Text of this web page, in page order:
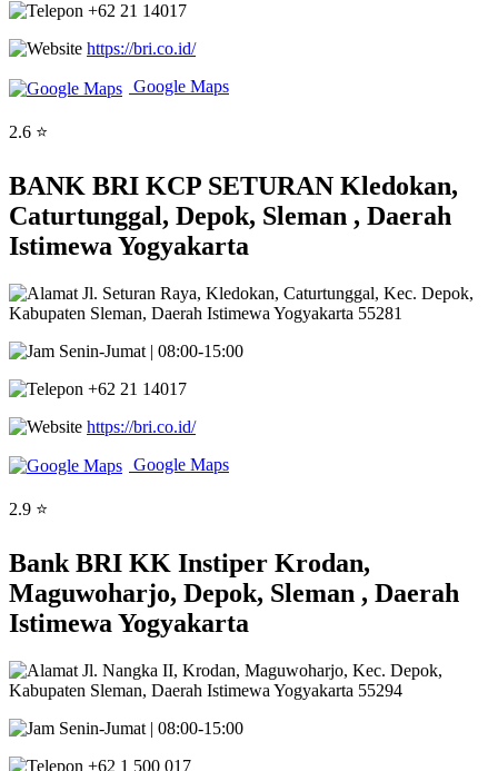
+62 21 14017
https://bri.co.id/
Google Maps
2.6 ⭐
BANK BRI KCP SETURAN Kledokan,
Caturtunggal, Depok, Sleman , Daerah
Istimewa Yogyakarta
Jl. Seturan Raya, Kledokan, Caturtunggal, Kec. Depok,
Kabupaten Sleman, Daerah Istimewa Yogyakarta 55281
Senin-Jumat | 08:00-15:00
+62 21 14017
https://bri.co.id/
Google Maps
2.9 ⭐
Bank BRI KK Instiper Krodan,
Maguwoharjo, Depok, Sleman , Daerah
Istimewa Yogyakarta
Jl. Nangka II, Krodan, Maguwoharjo, Kec. Depok,
Kabupaten Sleman, Daerah Istimewa Yogyakarta 55294
Senin-Jumat | 08:00-15:00
+62 1 500 017